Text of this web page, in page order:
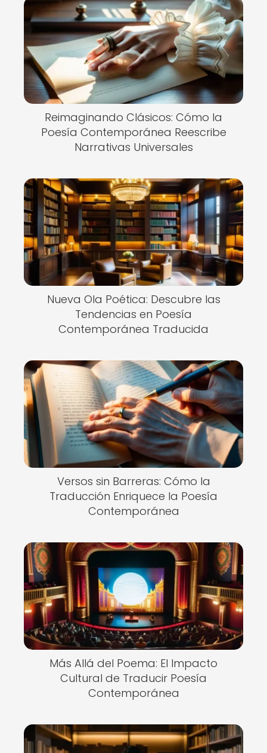
Reimaginando Clásicos: Cómo la
Poesía Contemporánea Reescribe
Narrativas Universales
Nueva Ola Poética: Descubre las
Tendencias en Poesía
Contemporánea Traducida
Versos sin Barreras: Cómo la
Traducción Enriquece la Poesía
Contemporánea
Más Allá del Poema: El Impacto
Cultural de Traducir Poesía
Contemporánea